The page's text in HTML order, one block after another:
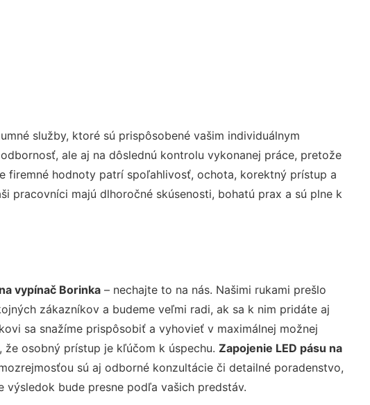
služby, ktoré sú prispôsobené vašim individuálnym
ale aj na dôslednú kontrolu vykonanej práce, pretože
firemné hodnoty patrí spoľahlivosť, ochota, korektný prístup a
pracovníci majú dlhoročné skúsenosti, bohatú prax a sú plne k
vypínač Borinka– nechajte to na nás. Našimi rukami prešlo
zákazníkov a budeme veľmi radi, ak sa k nim pridáte aj
sa snažíme prispôsobiť a vyhovieť v maximálnej možnej
že osobný prístup je kľúčom k úspechu. Zapojenie LED pásu na
sú aj odborné konzultácie či detailné poradenstvo,
výsledok bude presne podľa vašich predstáv.